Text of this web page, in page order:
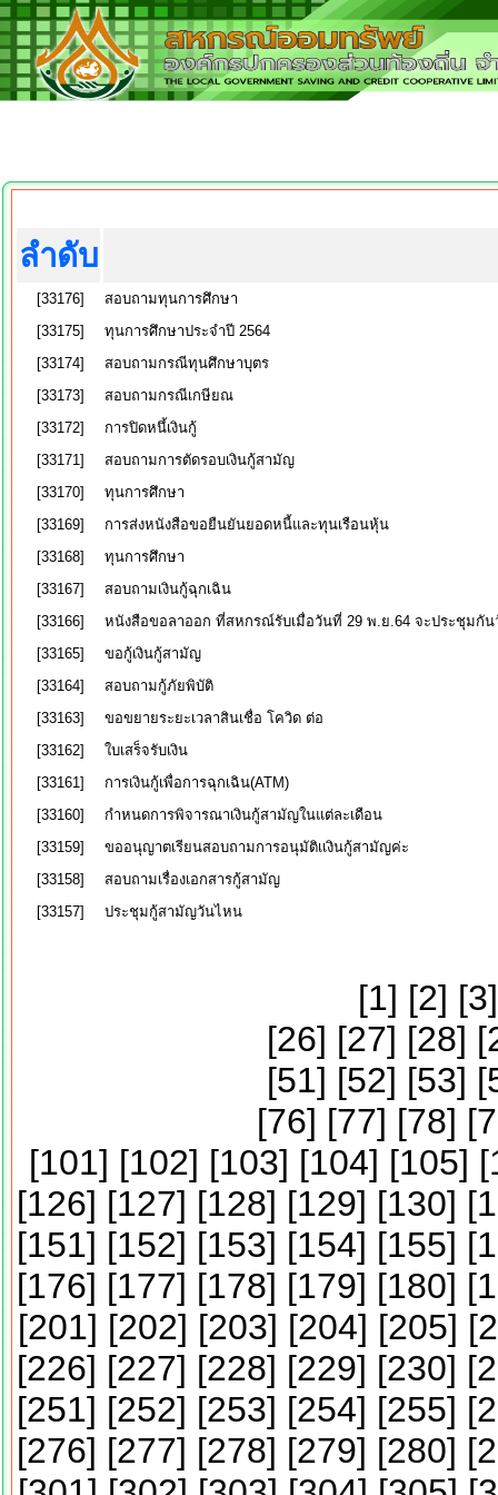
ลำดับ
[33176]
สอบถามทุนการศึกษา
[33175]
ทุนการศึกษาประจำปี 2564
[33174]
สอบถามกรณีทุนศึกษาบุตร
[33173]
สอบถามกรณีเกษียณ
[33172]
การปิดหนึ้เงินกู้
[33171]
สอบถามการตัดรอบเงินกู้สามัญ
[33170]
ทุนการศึกษา
[33169]
การส่งหนังสือขอยืนยันยอดหนี้และทุนเรือนหุ้น
[33168]
ทุนการศึกษา
[33167]
สอบถามเงินกู้ฉุกเฉิน
[33166]
หนังสือขอลาออก ที่สหกรณ์รับเมื่อวันที่ 29 พ.ย.64 จะประชุมกั
[33165]
ขอกู้เงินกู้สามัญ
[33164]
สอบถามกู้ภัยพิบัติ
[33163]
ขอขยายระยะเวลาสินเชื่อ โควิด ต่อ
[33162]
ใบเสร็จรับเงิน
[33161]
การเงินกู้เพื่อการฉุกเฉิน(ATM)
[33160]
กำหนดการพิจารณาเงินกู้สามัญในแต่ละเดือน
[33159]
ขออนุญาตเรียนสอบถามการอนุมัติเเงินกู้สามัญค่ะ
[33158]
สอบถามเรื่องเอกสารกู้สามัญ
[33157]
ประชุมกู้สามัญวันไหน
[1] [2] [3
[26] [27] [28] [
[51] [52] [53] [
[76] [77] [78] [
[101] [102] [103] [104] [105] [
[126] [127] [128] [129] [130] [
[151] [152] [153] [154] [155] [
[176] [177] [178] [179] [180] [
[201] [202] [203] [204] [205] [
[226] [227] [228] [229] [230] [
[251] [252] [253] [254] [255] [
[276] [277] [278] [279] [280] [